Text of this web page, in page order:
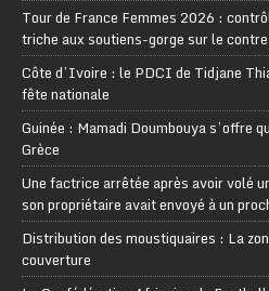
Tour de France Femmes 2026 :
triche aux soutiens-gorge sur le
Côte d’Ivoire : le PDCI de Tidjane
fête nationale
Guinée : Mamadi Doumbouya s’offre
Grèce
Une factrice arrêtée après avoir volé
son propriétaire avait envoyé à un
Distribution des moustiquaires : La
couverture